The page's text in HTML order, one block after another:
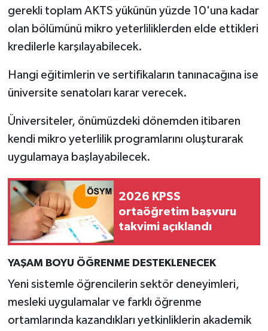
gerekli toplam AKTS yükünün yüzde 10'una kadar
olan bölümünü mikro yeterliliklerden elde ettikleri
kredilerle karşılayabilecek.
Hangi eğitimlerin ve sertifikaların tanınacağına ise
üniversite senatoları karar verecek.
Üniversiteler, önümüzdeki dönemden itibaren
kendi mikro yeterlilik programlarını oluşturarak
uygulamaya başlayabilecek.
2026 KPSS
ortaöğretim başvuru
takvimi açıklandı
YAŞAM BOYU ÖĞRENME DESTEKLENECEK
Yeni sistemle öğrencilerin sektör deneyimleri,
mesleki uygulamalar ve farklı öğrenme
ortamlarında kazandıkları yetkinliklerin akademik